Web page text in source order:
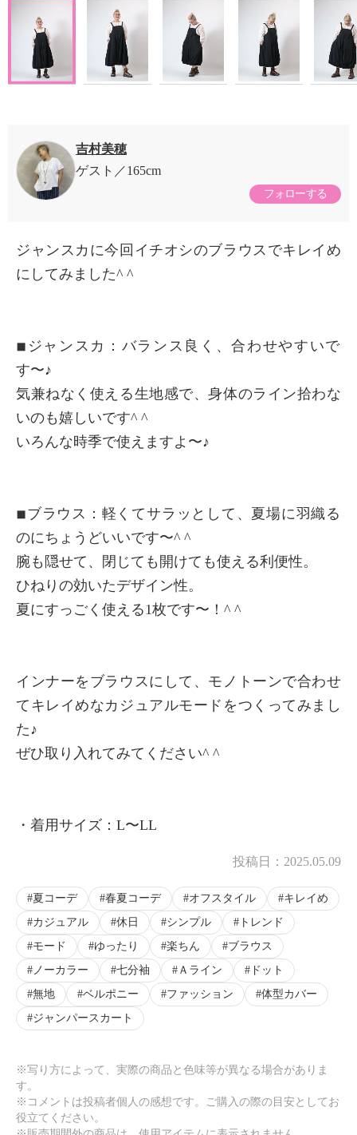
吉村美穂
ゲスト
165cm
フォローする
ジャンスカに今回イチオシのブラウスでキレイめ
にしてみました^ ^
◾︎ジャンスカ：バランス良く、合わせやすいで
す〜♪
気兼ねなく使える生地感で、身体のライン拾わな
いのも嬉しいです^ ^
いろんな時季で使えますよ〜♪
◾︎ブラウス：軽くてサラッとして、夏場に羽織る
のにちょうどいいです〜^ ^
腕も隠せて、閉じても開けても使える利便性。
ひねりの効いたデザイン性。
夏にすっごく使える1枚です〜！^ ^
インナーをブラウスにして、モノトーンで合わせ
てキレイめなカジュアルモードをつくってみまし
た♪
ぜひ取り入れてみてください^ ^
・着用サイズ：L〜LL
投稿日： 2025.05.09
夏コーデ 春夏コーデ オフスタイル
キレイめ
カジュアル
休日 シンプル
トレンド
モード
ゆったり 楽ちん
ブラウス
ノーカラー
七分袖 Ａライン
ドット
無地
ベルポニー ファッション
体型カバー
ジャンパースカート
※写り方によって、実際の商品と色味等が異なる場合がありま
す。
※コメントは投稿者個人の感想です。ご購入の際の目安としてお
役立てください。